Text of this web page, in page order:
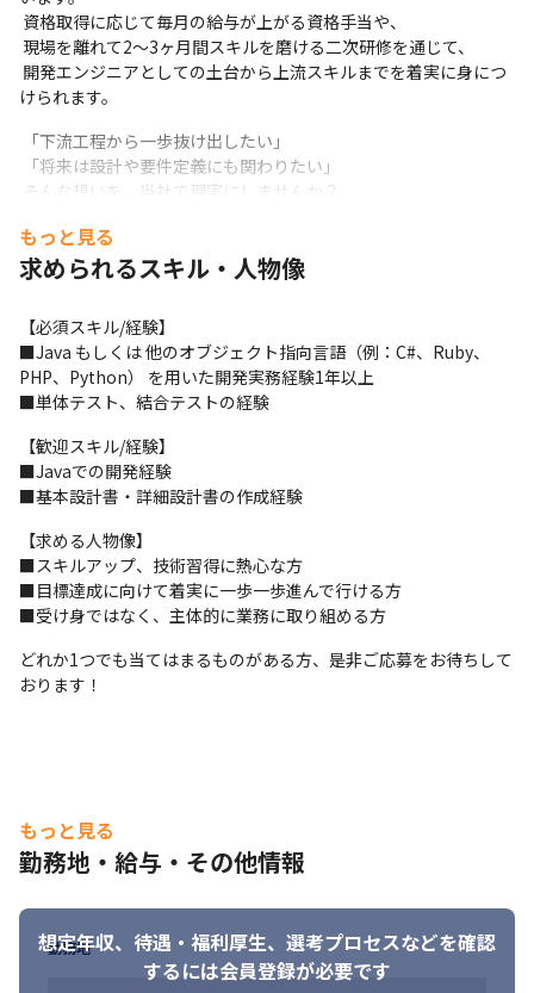
けられます。
そんな想いを、当社で現実にしませんか？
もっと見る
求められるスキル・人物像
【必須スキル/経験】
■Java もしくは 他のオブジェクト指向言語（例：C#、Ruby、
PHP、Python） を用いた開発実務経験1年以上
■単体テスト、結合テストの経験
【歓迎スキル/経験】
■Javaでの開発経験
■基本設計書・詳細設計書の作成経験
【求める人物像】
■スキルアップ、技術習得に熱心な方
■目標達成に向けて着実に一歩一歩進んで行ける方
■受け身ではなく、主体的に業務に取り組める方
どれか1つでも当てはまるものがある方、是非ご応募をお待ちして
おります！
もっと見る
勤務地・給与・その他情報
想定年収、待遇・福利厚生、 選考プロセスなどを確認
するには会員登録が必要です
勤務地